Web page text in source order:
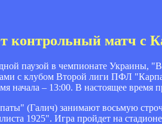
контрольный матч с
паузой в чемпионате Украины,
с клубом Второй лиги ПФЛ
начала – 13:00. В настоящее
(Галич) занимают восьмую
1925". Игра пройдет на